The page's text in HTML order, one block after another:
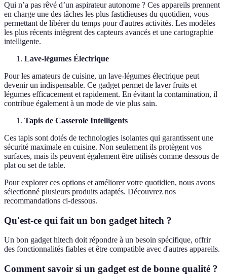
Qui n’a pas rêvé d’un aspirateur autonome ? Ces appareils prennent
en charge une des tâches les plus fastidieuses du quotidien, vous
permettant de libérer du temps pour d'autres activités. Les modèles
les plus récents intègrent des capteurs avancés et une cartographie
intelligente.
Lave-légumes Électrique
Pour les amateurs de cuisine, un lave-légumes électrique peut
devenir un indispensable. Ce gadget permet de laver fruits et
légumes efficacement et rapidement. En évitant la contamination, il
contribue également à un mode de vie plus sain.
Tapis de Casserole Intelligents
Ces tapis sont dotés de technologies isolantes qui garantissent une
sécurité maximale en cuisine. Non seulement ils protègent vos
surfaces, mais ils peuvent également être utilisés comme dessous de
plat ou set de table.
Pour explorer ces options et améliorer votre quotidien, nous avons
sélectionné plusieurs produits adaptés. Découvrez nos
recommandations ci-dessous.
Qu'est-ce qui fait un bon gadget hitech ?
Un bon gadget hitech doit répondre à un besoin spécifique, offrir
des fonctionnalités fiables et être compatible avec d'autres appareils.
Comment savoir si un gadget est de bonne qualité ?